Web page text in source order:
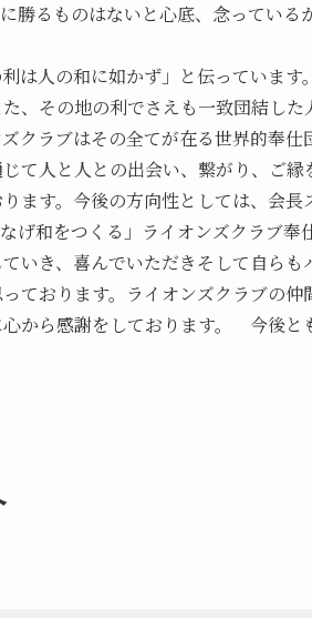
(輪)に勝るものはないと心
代の哲学
は人の和に如かず」と伝っていま
、その地の利でさえも一致団結し
クラブはその全てが在る世界的奉
て人と人との出会い、繋がり、ご
ます。今後の方向性としては、会
げ和をつくる」ライオンズクラブ
いき、喜んでいただきそして自ら
ております。ライオンズクラブの仲
から感謝をしております。 今後と